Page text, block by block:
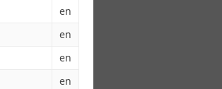
en
en
en
en